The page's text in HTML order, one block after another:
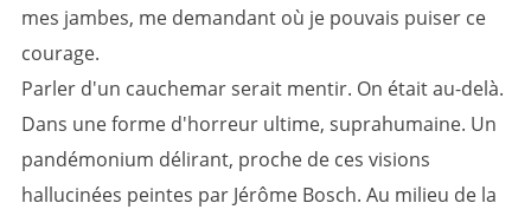
mes jambes, me demandant où je pouvais puiser ce
courage.
Parler d'un cauchemar serait mentir. On était au-delà.
Dans une forme d'horreur ultime, suprahumaine. Un
pandémonium délirant, proche de ces visions
hallucinées peintes par Jérôme Bosch. Au milieu de la